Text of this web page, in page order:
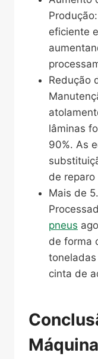
eficiente
Redução
lâminas
90%. As
de reparo
Mais de
pneus
de forma
cinta de